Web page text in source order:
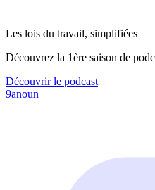
Les lois du travail, simplifiées
Découvrez la 1ère saison de
Découvrir le podcast
9anoun